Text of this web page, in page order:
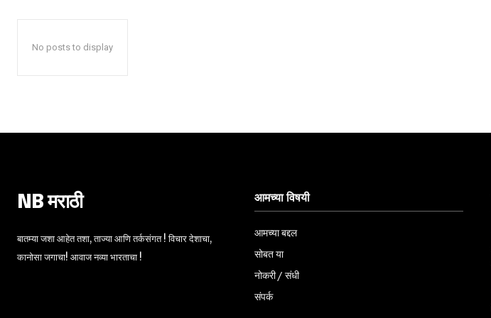
No posts to display
NB मराठी
बातम्या जशा आहेत तशा, ताज्या आणि तर्कसंगत ! विचार देशाचा,
कानोसा जगाचा! आवाज नव्या भारताचा !
आमच्या विषयी
आमच्या बद्दल
सोबत या
नोकरी / संधी
संपर्क